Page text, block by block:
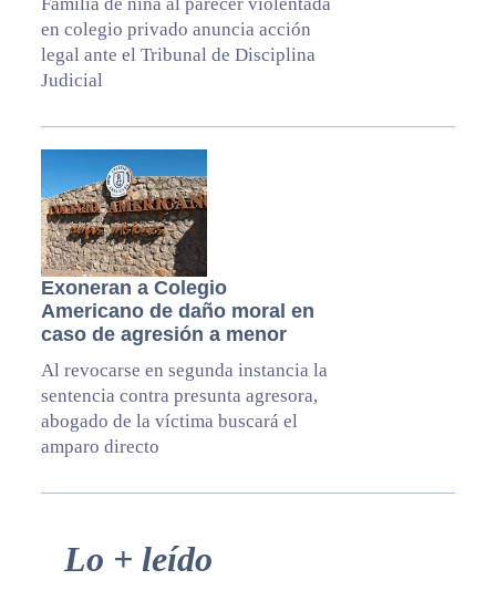
en colegio privado anuncia acción
legal ante el Tribunal de Disciplina
Judicial
Exoneran a Colegio
Americano de daño moral en
caso de agresión a menor
Al revocarse en segunda instancia la
sentencia contra presunta agresora,
abogado de la víctima buscará el
amparo directo
Primary
Lo + leído